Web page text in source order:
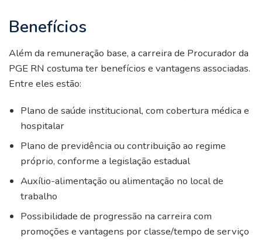
Benefícios
Além da remuneração base, a carreira de Procurador da
PGE RN costuma ter benefícios e vantagens associadas.
Entre eles estão:
Plano de saúde institucional, com cobertura médica e
hospitalar
Plano de previdência ou contribuição ao regime
próprio, conforme a legislação estadual
Auxílio-alimentação ou alimentação no local de
trabalho
Possibilidade de progressão na carreira com
promoções e vantagens por classe/tempo de serviço